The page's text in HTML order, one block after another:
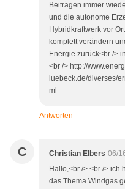
Beiträgen immer
und die autonome
Hybridkraftwerk vor
komplett verändern
Energie zurück<br />
<br /> http://
luebeck.de/diverses/
ml
Antworten
C Christian Elbers 06/
Hallo,<br /> <br /> ich
das Thema Windgas